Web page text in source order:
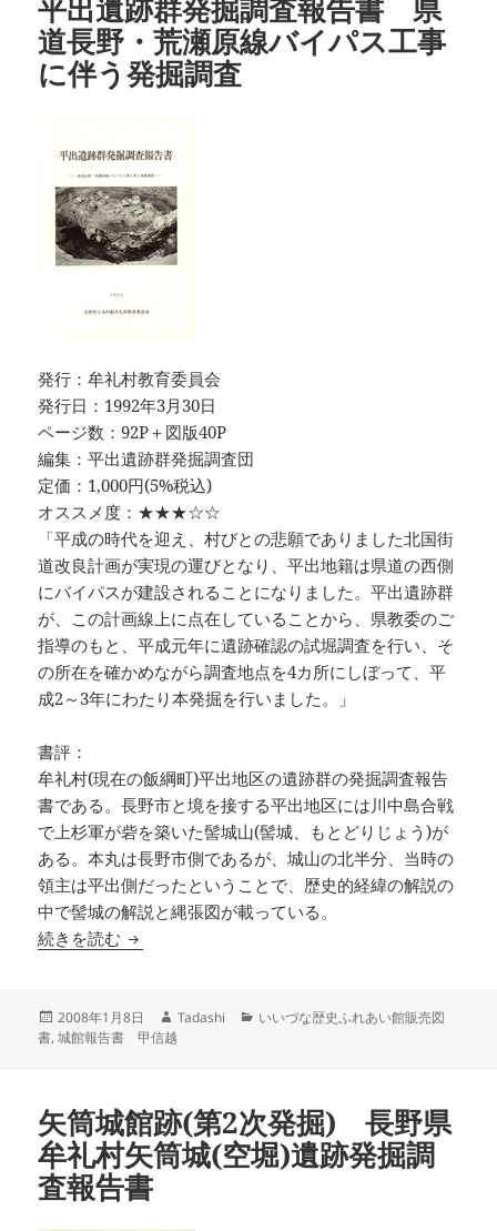
平出遺跡群発掘調査報告書 県
道長野・荒瀬原線バイパス工事
に伴う発掘調査
発行：牟礼村教育委員会
発行日：1992年3月30日
ページ数：92P＋図版40P
編集：平出遺跡群発掘調査団
定価：1,000円(5%税込)
オススメ度：★★★☆☆
「平成の時代を迎え、村びとの悲願でありました北国街
道改良計画が実現の運びとなり、平出地籍は県道の西側
にバイパスが建設されることになりました。平出遺跡群
が、この計画線上に点在していることから、県教委のご
指導のもと、平成元年に遺跡確認の試堀調査を行い、そ
の所在を確かめながら調査地点を4カ所にしぼって、平
成2～3年にわたり本発掘を行いました。」
書評：
牟礼村(現在の飯綱町)平出地区の遺跡群の発掘調査報告
書である。長野市と境を接する平出地区には川中島合戦
で上杉軍が砦を築いた髻城山(髻城、もとどりじょう)が
ある。本丸は長野市側であるが、城山の北半分、当時の
領主は平出側だったということで、歴史的経緯の解説の
中で髻城の解説と縄張図が載っている。
続きを読む 平出遺跡群発掘調査報告書 県道長野・荒瀬原線
投
稿
2008年1月8日
作
Tadashi
カ
いいづな歴史ふれあい館販売図
書,城館報告書 甲信越
矢筒城館跡(第2次発掘) 長野県
牟礼村矢筒城(空堀)遺跡発掘調
査報告書